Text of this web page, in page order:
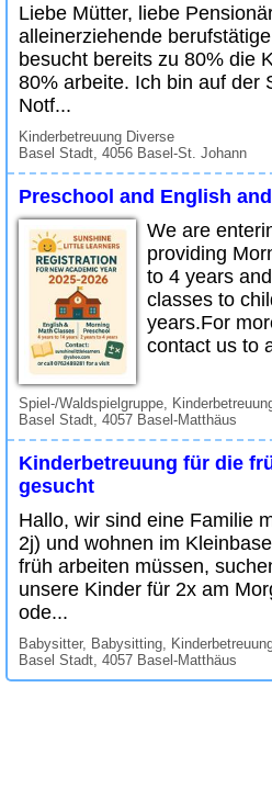
Liebe Mütter, liebe
alleinerziehende
besucht bereits zu 80% die
80% arbeite. Ich bin auf der
Notf...
Kinderbetreuung Diverse
Basel Stadt, 4056 Basel-St. Johann
Preschool and English
We are
providing
to 4 years
classes to
years.For
contact us to
Spiel-/Waldspielgruppe,
Basel Stadt, 4057 Basel-Matthäus
Kinderbetreuung für die
gesucht
Hallo, wir sind eine Familie
2j) und wohnen im
früh arbeiten müssen,
unsere Kinder für 2x am
ode...
Babysitter, Babysitting,
Basel Stadt, 4057 Basel-Matthäus